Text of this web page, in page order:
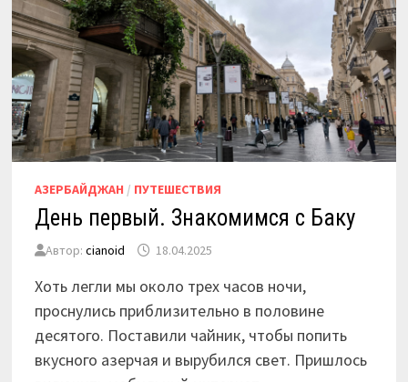
АЗЕРБАЙДЖАН / ПУТЕШЕСТВИЯ
День первый. Знакомимся с Баку
Автор: cianoid 18.04.2025
Хоть легли мы около трех часов ночи,
проснулись приблизительно в половине
десятого. Поставили чайник, чтобы попить
вкусного азерчая и вырубился свет. Пришлось